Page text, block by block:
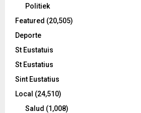
Politiek
Featured (20,505)
Deporte
St Eustatuis
St Eustatius
Sint Eustatius
Local (24,510)
Salud (1,008)